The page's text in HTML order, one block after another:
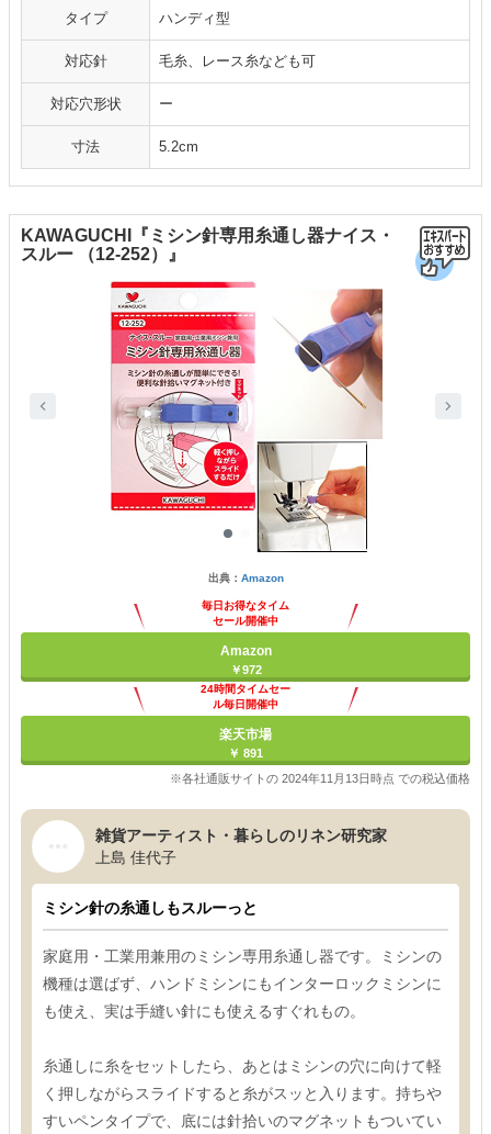
タイプ ハンディ型
対応針 毛糸、レース糸なども可
対応穴形状 ー
寸法 5.2cm
KAWAGUCHI『ミシン針専用糸通し器ナイス・
スルー （12-252）』
出典： Amazon
毎日お得なタイム
セール開催中
Amazon
￥972
24時間タイムセー
ル毎日開催中
楽天市場
￥ 891
※各社通販サイトの 2024年11月13日時点 での税込価格
雑貨アーティスト・暮らしのリネン研究家
上島 佳代子
ミシン針の糸通しもスルーっと
家庭用・工業用兼用のミシン専用糸通し器です。ミシンの
機種は選ばず、ハンドミシンにもインターロックミシンに
も使え、実は手縫い針にも使えるすぐれもの。
糸通しに糸をセットしたら、あとはミシンの穴に向けて軽
く押しながらスライドすると糸がスッと入ります。持ちや
すいペンタイプで、底には針拾いのマグネットもついてい